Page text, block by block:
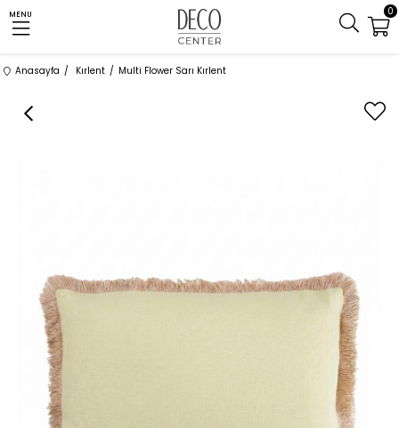
MENU 0
Anasayfa Kırlent Multi Flower Sarı Kırlent